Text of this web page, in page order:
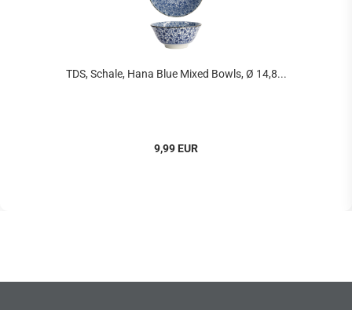
TDS, Schale, Hana Blue Mixed Bowls, Ø 14,8...
9,99 EUR